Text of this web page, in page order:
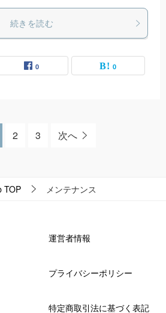
続きを読む
0 0
2 3 次へ
TOP メンテナンス
運営者情報
プライバシーポリシー
特定商取引法に基づく表記